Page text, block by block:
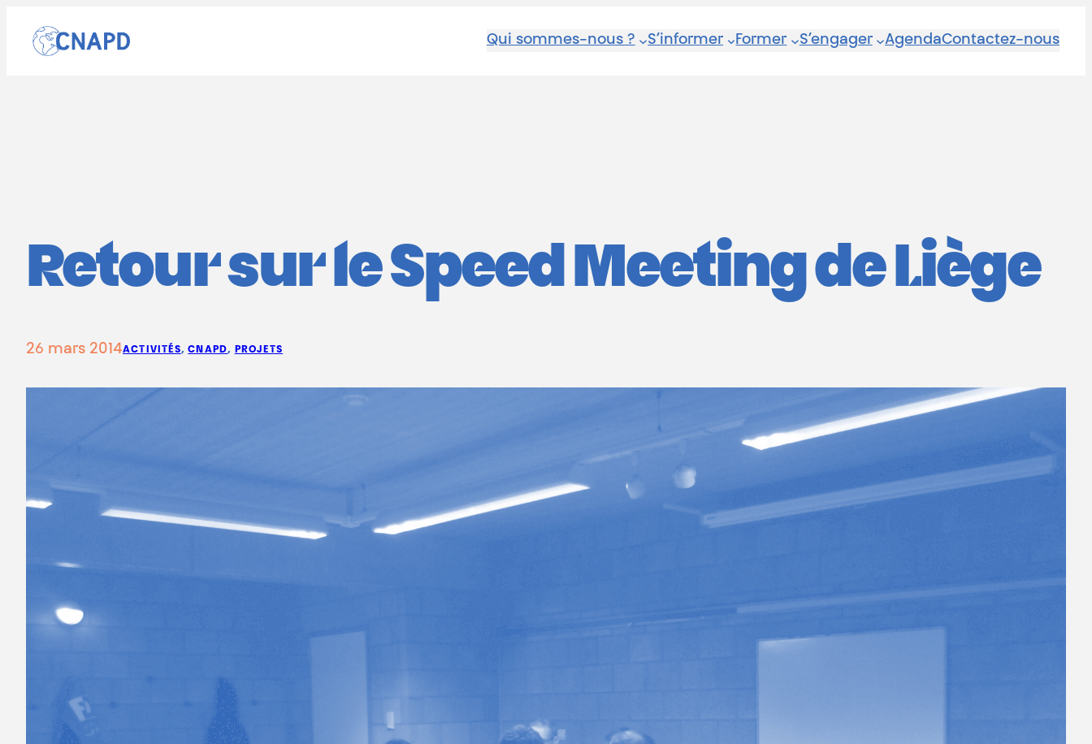
Qui sommes-nous ? S’informer Former S’engager AgendaContactez-nous
Retour sur le Speed Meeting de Liège
26 mars 2014ACTIVITÉS, CNAPD, PROJETS